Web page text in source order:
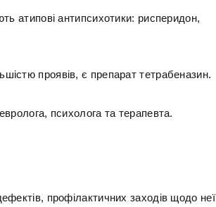
атипові антипсихотики: рисперидон,
проявів, є препарат тетрабеназин.
психолога та терапевта.
профілактичних заходів щодо неї